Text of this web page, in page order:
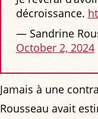
décroissance.
— Sandrine
October 2, 2024
Jamais à une
Rousseau avait